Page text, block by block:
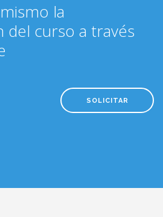
la
del curso a través
SOLICITAR